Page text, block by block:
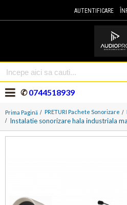
AUTENTIFICARE
✆0744518939
Prima Pagină PRETURI Pachete Sonorizare
Instalatie sonorizare hala industriala